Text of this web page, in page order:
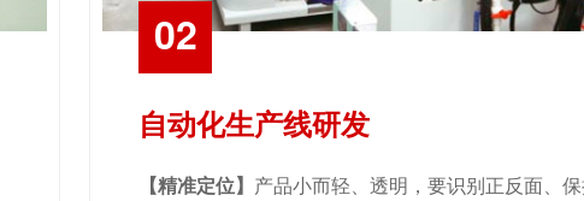
02
自动化生产线研发
【精准定位】 产品小而轻、透明，要识别正反面、